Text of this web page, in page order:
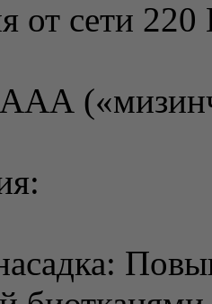
от сети
ААА